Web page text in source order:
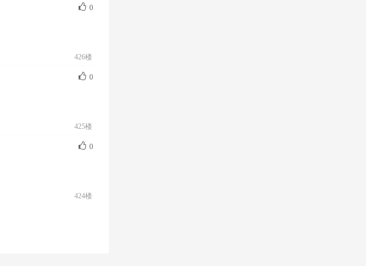
0
426楼
0
425楼
0
424楼